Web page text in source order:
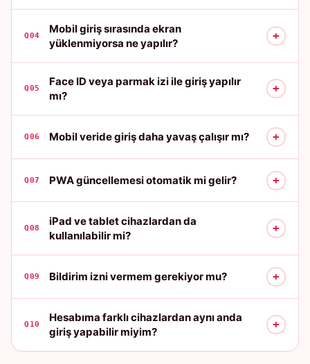
Q04
Mobil giriş sırasında ekran
yüklenmiyorsa ne yapılır?
+
Q05
Face ID veya parmak izi ile giriş yapılır
mı?
+
Q06 Mobil veride giriş daha yavaş çalışır mı? +
Q07 PWA güncellemesi otomatik mi gelir? +
Q08
iPad ve tablet cihazlardan da
kullanılabilir mi?
+
Q09 Bildirim izni vermem gerekiyor mu? +
Q10
Hesabıma farklı cihazlardan aynı anda
giriş yapabilir miyim?
+